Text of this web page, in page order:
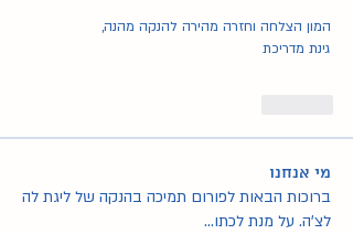
המון הצלחה וחזרה מהירה להנקה מהנה,
גינת מדריכת
מי אנחנו
ברוכות הבאות לפורום תמיכה בהנקה של ליגת לה
לצ'ה. על מנת לכתו...